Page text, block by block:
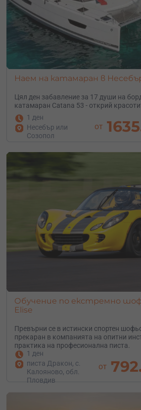
Наем на катамаран в
Цял ден забавление за 17 души на
катамаран Catana 53 - открий
1 ден
Несебър или
Созопол
от
Обучение по екстремно
Elise
Превърни се в истински спортен
прекаран в компанията на опитни
практика на професионална писта.
1 ден
писта Дракон, с.
Калояново, обл.
Пловдив
от